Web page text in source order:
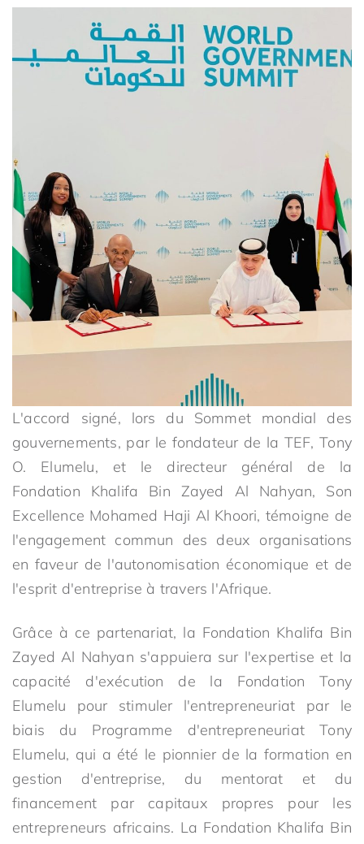
L'accord signé, lors du Sommet mondial des
gouvernements, par le fondateur de la TEF, Tony
O. Elumelu, et le directeur général de la
Fondation Khalifa Bin Zayed Al Nahyan, Son
Excellence Mohamed Haji Al Khoori, témoigne de
l'engagement commun des deux organisations
en faveur de l'autonomisation économique et de
l'esprit d'entreprise à travers l'Afrique.
Grâce à ce partenariat, la Fondation Khalifa Bin
Zayed Al Nahyan s'appuiera sur l'expertise et la
capacité d'exécution de la Fondation Tony
Elumelu pour stimuler l'entrepreneuriat par le
biais du Programme d'entrepreneuriat Tony
Elumelu, qui a été le pionnier de la formation en
gestion d'entreprise, du mentorat et du
financement par capitaux propres pour les
entrepreneurs africains. La Fondation Khalifa Bin